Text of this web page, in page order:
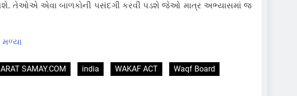
તેઓએ એવા બાળકોની પસંદગી કરવી પડશે જેઓ માત્ર અભ્યાસમાં જ
મળ્યા
SAMAY.COM india WAKAF ACT
Waqf Board